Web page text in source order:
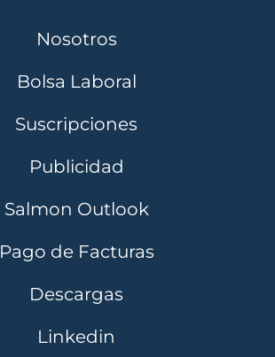
Nosotros
Bolsa Laboral
Suscripciones
Publicidad
Salmon Outlook
Pago de Facturas
Descargas
Linkedin